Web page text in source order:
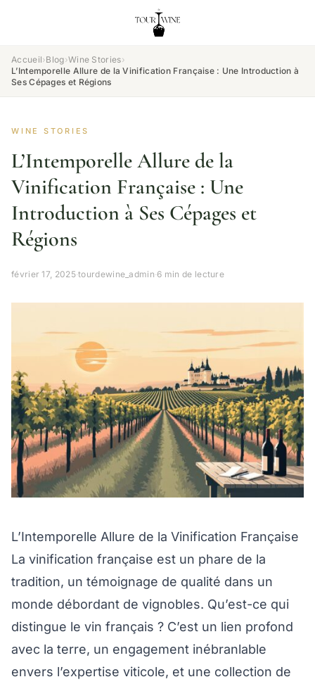
Accueil›Blog›Wine Stories›
L’Intemporelle Allure de la Vinification Française : Une Introduction à
Ses Cépages et Régions
WINE STORIES
L’Intemporelle Allure de la
Vinification Française : Une
Introduction à Ses Cépages et
Régions
février 17, 2025·tourdewine_admin·6 min de lecture
L’Intemporelle Allure de la Vinification Française
La vinification française est un phare de la
tradition, un témoignage de qualité dans un
monde débordant de vignobles. Qu’est-ce qui
distingue le vin français ? C’est un lien profond
avec la terre, un engagement inébranlable
envers l’expertise viticole, et une collection de